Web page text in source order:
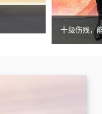
十级伤残，